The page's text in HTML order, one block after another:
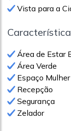
Vista para a
Área de Estar
Área Verde
Espaço Mulher
Recepção
Segurança
Zelador